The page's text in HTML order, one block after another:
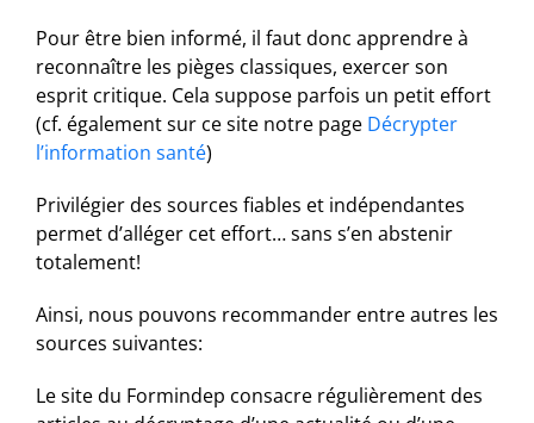
Pour être bien informé, il faut donc apprendre à
reconnaître les pièges classiques, exercer son
esprit critique. Cela suppose parfois un petit effort
(cf. également sur ce site notre page Décrypter
l’information santé)
Privilégier des sources fiables et indépendantes
permet d’alléger cet effort… sans s’en abstenir
totalement!
Ainsi, nous pouvons recommander entre autres les
sources suivantes:
Le site du Formindep consacre régulièrement des